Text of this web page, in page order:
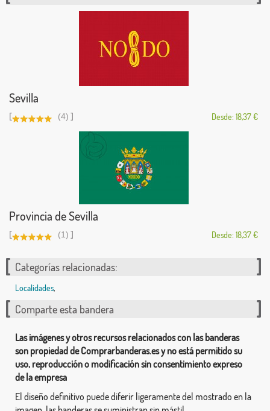
Sevilla
[ (4) ] Desde: 18,37 €
Provincia de Sevilla
[ (1) ] Desde: 18,37 €
Categorías relacionadas:
Localidades,
Comparte esta bandera
Las imágenes y otros recursos relacionados con las banderas
son propiedad de Comprarbanderas.es y no está permitido su
uso, reproducción o modificación sin consentimiento expreso
de la empresa
El diseño definitivo puede diferir ligeramente del mostrado en la